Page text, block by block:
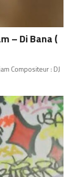
– Di Bana (
Compositeur : DJ